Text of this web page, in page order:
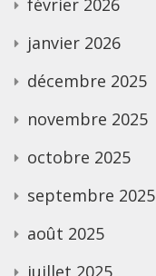
janvier 2026
décembre 2025
novembre 2025
octobre 2025
septembre 2025
août 2025
juillet 2025